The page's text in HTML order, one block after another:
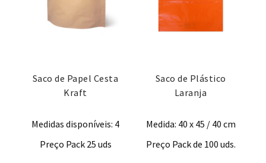
Saco de Papel Cesta
Kraft
Medidas disponíveis: 4
Preço Pack 25 uds
Saco de Plástico
Laranja
Medida: 40 x 45 / 40 cm
Preço Pack de 100 uds.